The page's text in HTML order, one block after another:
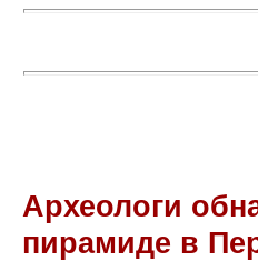
Археологи
пирамиде в